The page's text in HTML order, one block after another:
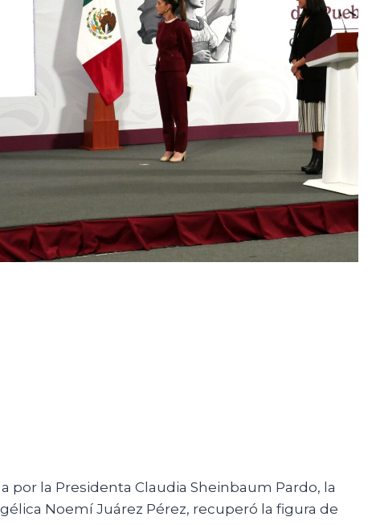
por la Presidenta Claudia Sheinbaum Pardo, la
Noemí Juárez Pérez, recuperó la figura de